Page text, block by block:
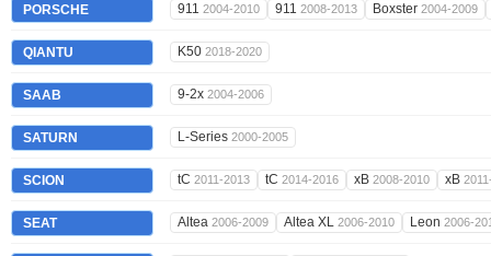
PORSCHE 911 2004-2010 911 2008-2013 Boxster 2004-2009
QIANTU K50 2018-2020
SAAB 9-2x 2004-2006
SATURN L-Series 2000-2005
SCION tC 2011-2013 tC 2014-2016 xB 2008-2010 xB
SEAT Altea 2006-2009 Altea XL 2006-2010 Leon 2006-